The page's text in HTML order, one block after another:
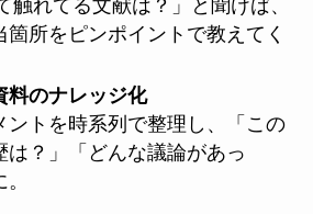
れてる文献は？」と聞けば、
所をピンポイントで教えてく
料のナレッジ化
トを時系列で整理し、「この
は？」「どんな議論があっ